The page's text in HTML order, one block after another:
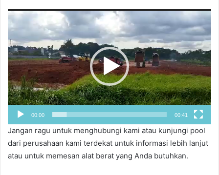
Pemutar
Video
00:00 00:41
Jangan ragu untuk menghubungi kami atau kunjungi pool
dari perusahaan kami terdekat untuk informasi lebih lanjut
atau untuk memesan alat berat yang Anda butuhkan.